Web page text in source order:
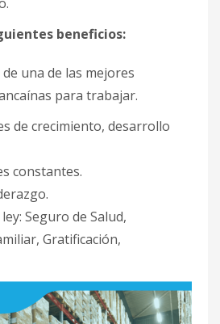
beneficios:
una de las mejores
para trabajar.
de crecimiento, desarrollo
constantes.
Seguro de Salud,
Gratificación,